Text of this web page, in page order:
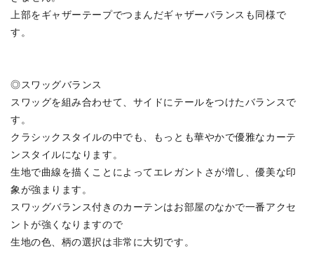
上部をギャザーテープでつまんだギャザーバランスも同様で
す。
◎スワッグバランス
スワッグを組み合わせて、サイドにテールをつけたバランスで
す。
クラシックスタイルの中でも、もっとも華やかで優雅なカーテ
ンスタイルになります。
生地で曲線を描くことによってエレガントさが増し、優美な印
象が強まります。
スワッグバランス付きのカーテンはお部屋のなかで一番アクセ
ントが強くなりますので
生地の色、柄の選択は非常に大切です。